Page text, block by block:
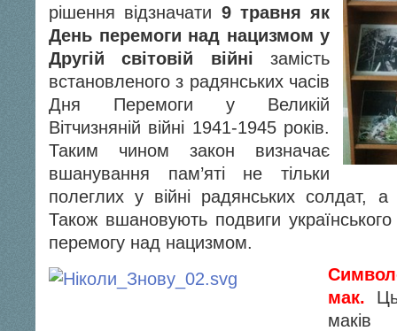
рішення відзначати 9 травня як
День перемоги над нацизмом у
Другій світовій війні замість
встановленого з радянських часів
Дня Перемоги у Великій
Вітчизняній війні 1941-1945 років.
Таким чином закон визначає
вшанування пам’яті не тільки
полеглих у війні радянських солдат,
Також вшановують подвиги
перемогу над нацизмом.
мак.
маків